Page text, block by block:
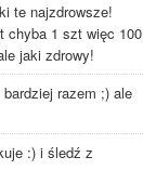
te najzdrowsze!
chyba 1 szt więc 100
jaki zdrowy!
razem ;) ale
:) i śledź z